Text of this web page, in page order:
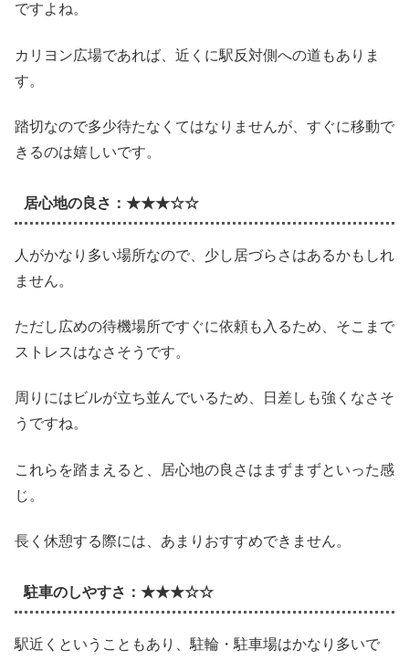
ですよね。
カリヨン広場であれば、近くに駅反対側への道もありま
す。
踏切なので多少待たなくてはなりませんが、すぐに移動で
きるのは嬉しいです。
居心地の良さ：★★★☆☆
人がかなり多い場所なので、少し居づらさはあるかもしれ
ません。
ただし広めの待機場所ですぐに依頼も入るため、そこまで
ストレスはなさそうです。
周りにはビルが立ち並んでいるため、日差しも強くなさそ
うですね。
これらを踏まえると、居心地の良さはまずまずといった感
じ。
長く休憩する際には、あまりおすすめできません。
駐車のしやすさ：★★★☆☆
駅近くということもあり、駐輪・駐車場はかなり多いで